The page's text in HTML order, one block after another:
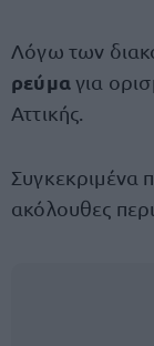
Λόγω των
ρεύμαγια
Αττικής.
Συγκεκριμένα
ακόλουθες